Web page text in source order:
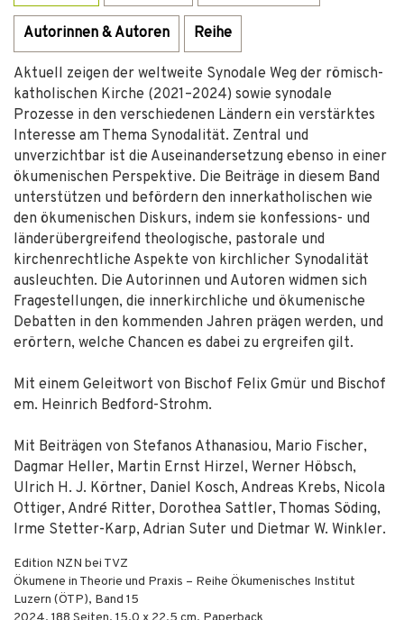
Autorinnen & Autoren Reihe
Aktuell zeigen der weltweite Synodale Weg der römisch-
katholischen Kirche (2021–2024) sowie synodale
Prozesse in den verschiedenen Ländern ein verstärktes
Interesse am Thema Synodalität. Zentral und
unverzichtbar ist die Auseinandersetzung ebenso in einer
ökumenischen Perspektive. Die Beiträge in diesem Band
unterstützen und befördern den innerkatholischen wie
den ökumenischen Diskurs, indem sie konfessions- und
länderübergreifend theologische, pastorale und
kirchenrechtliche Aspekte von kirchlicher Synodalität
ausleuchten. Die Autorinnen und Autoren widmen sich
Fragestellungen, die innerkirchliche und ökumenische
Debatten in den kommenden Jahren prägen werden, und
erörtern, welche Chancen es dabei zu ergreifen gilt.
Mit einem Geleitwort von Bischof Felix Gmür und Bischof
em. Heinrich Bedford-Strohm.
Mit Beiträgen von Stefanos Athanasiou, Mario Fischer,
Dagmar Heller, Martin Ernst Hirzel, Werner Höbsch,
Ulrich H. J. Körtner, Daniel Kosch, Andreas Krebs, Nicola
Ottiger, André Ritter, Dorothea Sattler, Thomas Söding,
Irme Stetter-Karp, Adrian Suter und Dietmar W. Winkler.
Edition NZN bei TVZ
Ökumene in Theorie und Praxis – Reihe Ökumenisches Institut
Luzern (ÖTP), Band 15